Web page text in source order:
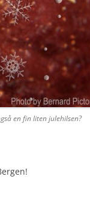
en fin liten julehilsen?